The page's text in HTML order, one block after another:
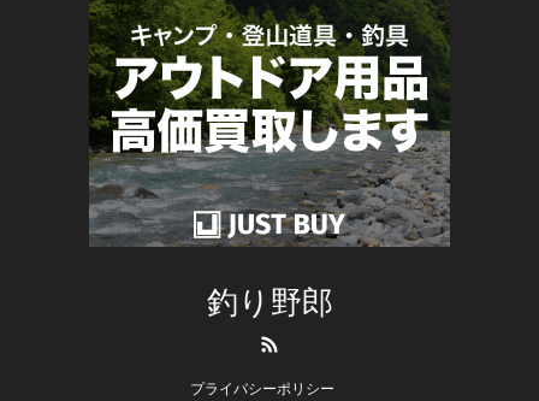
釣り野郎
プライバシーポリシー